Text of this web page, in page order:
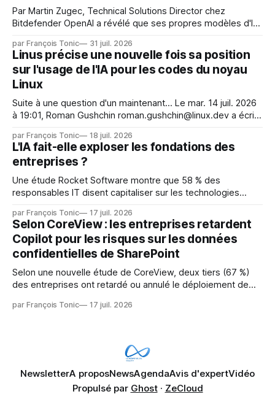
Par Martin Zugec, Technical Solutions Director chez
Bitdefender OpenAI a révélé que ses propres modèles d'IA,
s'étaient échappés de leur environnement isolé (sandbox)
et avaient mené une intrusion non autorisée sur Hugging
Face. La réaction
par François Tonic 31 juil. 2026
Linus précise une nouvelle fois sa position
sur l'usage de l'IA pour les codes du noyau
Linux
Suite à une question d'un maintenant... Le mar. 14 juil. 2026
à 19:01, Roman Gushchin roman.gushchin@linux.dev a écrit :
mainteneurs — irréalisable. Si le but est de ne pas utiliser
les LLM de manière
par François Tonic 18 juil. 2026
L'IA fait-elle exploser les fondations des
entreprises ?
Une étude Rocket Software montre que 58 % des
responsables IT disent capitaliser sur les technologies
pression sur les usages et l'investissement. Cette pression
révèle un écart entre l'ambition et la préparation.
par François Tonic 17 juil. 2026
Selon CoreView : les entreprises retardent
Copilot pour les risques sur les données
confidentielles de SharePoint
Selon une nouvelle étude de CoreView, deux tiers (67 %)
des entreprises ont retardé ou annulé le déploiement de
données confidentielles de SharePoint. Les trois quarts (75
par François Tonic 17 juil. 2026
NewsletterA proposNewsAgendaAvis d'expertVidéo
Propulsé par Ghost· ZeCloud